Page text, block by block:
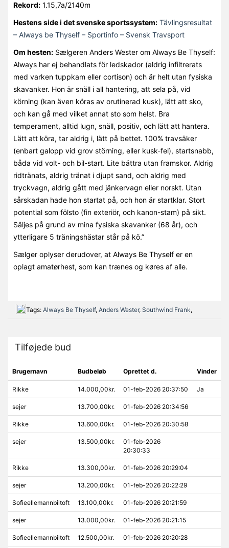
Rekord:1.15,7a/2140m
Hestens side i det svenske sportssystem: Tävlingsresultat
– Always be Thyself – Sportinfo – Svensk Travsport
Om hesten:Sælgeren Anders Wester om Always Be Thyself:
Always har ej behandlats för ledskador (aldrig infiltrerats
med varken tuppkam eller cortison) och är helt utan fysiska
skavanker. Hon är snäll i all hantering, att sela på, vid
körning (kan även köras av orutinerad kusk), lätt att sko,
och kan gå med vilket annat sto som helst. Bra
temperament, alltid lugn, snäll, positiv, och lätt att hantera.
Lätt att köra, tar aldrig i, lätt på bettet. 100% travsäker
(enbart galopp vid grov störning, eller kusk-fel), startsnabb,
båda vid volt- och bil-start. Lite bättra utan framskor. Aldrig
ridtränats, aldrig tränat i djupt sand, och aldrig med
tryckvagn, aldrig gått med jänkervagn eller norskt. Utan
sårskadan hade hon startat på, och hon är startklar. Stort
potential som fölsto (fin exteriör, och kanon-stam) på sikt.
Säljes på grund av mina fysiska skavanker (68 år), och
ytterligare 5 träningshästar står på kö.”
Sælger oplyser derudover, at Always Be Thyself er en
oplagt amatørhest, som kan trænes og køres af alle.
Tags: Always Be Thyself, Anders Wester, Southwind Frank,
Tilføjede bud
Brugernavn Budbeløb Oprettet d. Vinder
Rikke 14.000,00kr. 01-feb-2026 20:37:50 Ja
sejer 13.700,00kr. 01-feb-2026 20:34:56
Rikke 13.600,00kr. 01-feb-2026 20:30:58
sejer 13.500,00kr.
01-feb-2026
20:30:33
Rikke 13.300,00kr. 01-feb-2026 20:29:04
sejer 13.200,00kr. 01-feb-2026 20:22:29
Sofieellemannbiltoft 13.100,00kr. 01-feb-2026 20:21:59
sejer 13.000,00kr. 01-feb-2026 20:21:15
Sofieellemannbiltoft 12.500,00kr. 01-feb-2026 20:20:28